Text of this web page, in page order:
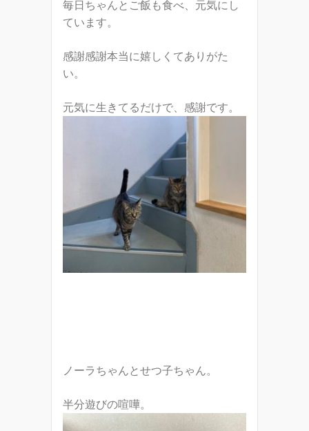
毎日ちゃんとご飯も食べ、元気にし
ています。
感謝感謝本当に嬉しくてありがた
い。
元気に生きてるだけで、感謝です。
ノーラちゃんとせつ子ちゃん。
半分遊びの喧嘩。